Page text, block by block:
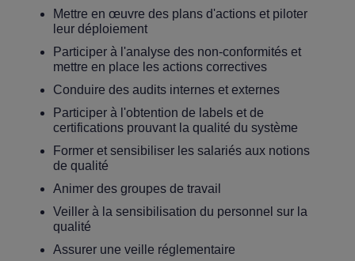
Mettre en œuvre des plans d'actions et piloter
leur déploiement
Participer à l'analyse des non-conformités et
mettre en place les actions correctives
Conduire des audits internes et externes
Participer à l'obtention de labels et de
certifications prouvant la qualité du système
Former et sensibiliser les salariés aux notions
de qualité
Animer des groupes de travail
Veiller à la sensibilisation du personnel sur la
qualité
Assurer une veille réglementaire